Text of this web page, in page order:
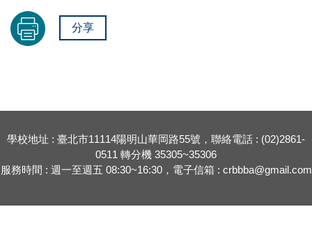
分享
學校地址 : 臺北市11114陽明山華岡路55號，聯絡電話 : (02)2861-
0511 轉分機 35305~35306
服務時間 : 週一至週五 08:30~16:30，電子信箱 : crbbba@gmail.com